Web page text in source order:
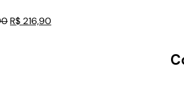
R$ 216,90